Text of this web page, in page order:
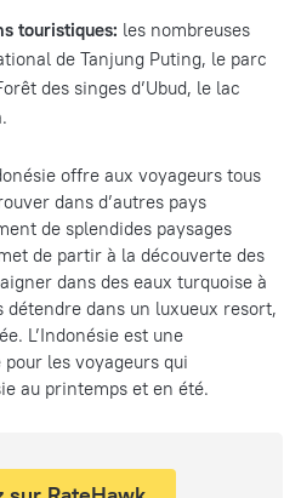
touristiques: les nombreuses
de Tanjung Puting, le parc
des singes d’Ubud, le lac
offre aux voyageurs tous
dans d’autres pays
de splendides paysages
de partir à la découverte des
dans des eaux turquoise à
détendre dans un luxueux resort,
L’Indonésie est une
les voyageurs qui
au printemps et en été.